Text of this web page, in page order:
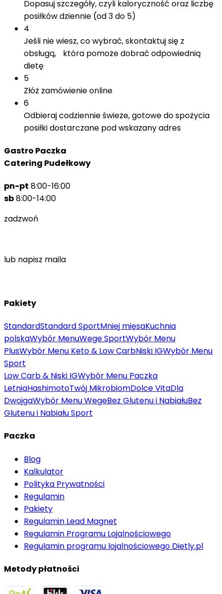
Dopasuj szczegóły, czyli kaloryczność oraz liczbę
posiłków dziennie (od 3 do 5)
4
Jeśli nie wiesz, co wybrać, skontaktuj się z
obsługą, która pomoże dobrać odpowiednią
dietę
5
Złóż zamówienie online
6
Odbieraj codziennie świeże, gotowe do spożycia
posiłki dostarczane pod wskazany adres
Gastro Paczka
Catering Pudełkowy
pn-pt 8:00-16:00
sb8:00-14:00
zadzwoń
lub napisz maila
Pakiety
StandardStandard SportMniej mięsaKuchnia
polskaWybór MenuWege SportWybór Menu
PlusWybór Menu Keto & Low CarbNiski IGWybór Menu
Sport
Low Carb & Niski IGWybór Menu Paczka
LetniaHashimotoTwój MikrobiomDolce VitaDla
DwojgaWybór Menu WegeBez Glutenu i NabiałuBez
Glutenu i Nabiału Sport
Paczka
Blog
Kalkulator
Polityka Prywatności
Regulamin
Pakiety
Regulamin Lead Magnet
Regulamin Programu Lojalnościowego
Regulamin programu lojalnościowego Dietly.pl
Metody płatności